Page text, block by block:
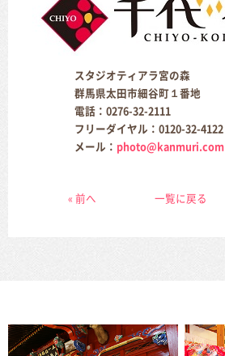
スタジオティアラ宮の森
群馬県太田市細谷町１番地
電話： 0276-32-2111
フリーダイヤル： 0120-32-4122
メール： photo@kanmuri.com
« 前へ 一覧に戻る